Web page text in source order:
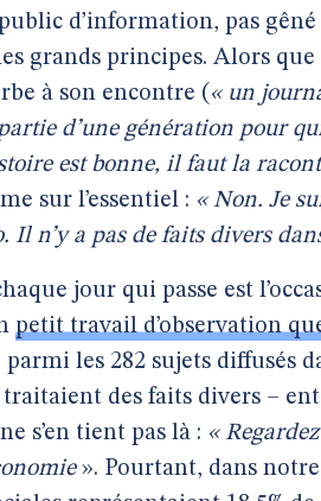
d’information, pas
grands principes. Alors
à son encontre ( « un
d’une génération pour
est bonne, il faut la
sur l’essentiel : « Non. Je
Il n’y a pas de faits divers
jour qui passe est
petit travail d’observation
parmi les 282 sujets diffusés
traitaient des faits divers –
s’en tient pas là : «
». Pourtant, dans